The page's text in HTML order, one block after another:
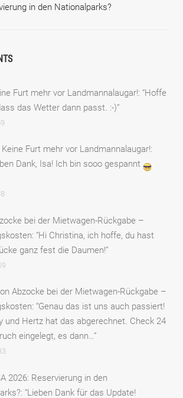
in den Nationalparks?
Furt mehr vor Landmannalaugar!: “Hoffe
das Wetter dann passt. :-)”
Keine Furt mehr vor Landmannalaugar!:
Dank, Isa! Ich bin sooo gespannt
bei der Mietwagen-Rückgabe –
: “Hi Christina, ich hoffe, du hast
ganz fest die Daumen!”
onAbzocke bei der Mietwagen-Rückgabe –
: “Genau das ist uns auch passiert!
und Hertz hat das abgerechnet. Check 24
eingelegt, es dann…”
2026: Reservierung in den
: “Lieben Dank für das Update!